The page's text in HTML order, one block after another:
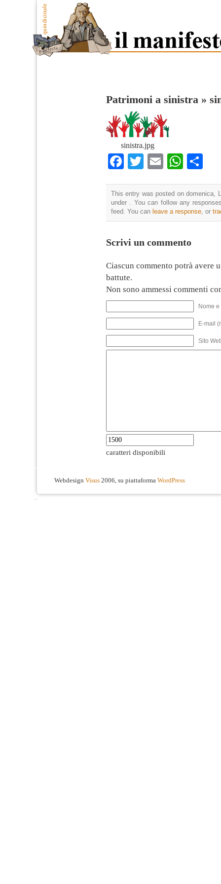
Patrimoni a sinistra »
sinistra.jpg
Facebook
TwitterEmail
This entry was posted on domenica,
under . You can follow any
feed. You can leave a response, or
Scrivi un commento
Ciascun commento potrà avere
battute.
Non sono ammessi commenti
Nome
E-mail
Sito
caratteri disponibili
Webdesign Visus 2006, su piattaforma WordPress